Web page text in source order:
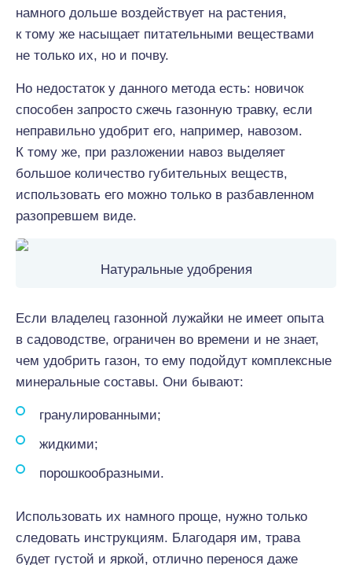
намного дольше воздействует на растения,
к тому же насыщает питательными веществами
не только их, но и почву.
Но недостаток у данного метода есть: новичок
способен запросто сжечь газонную травку, если
неправильно удобрит его, например, навозом.
К тому же, при разложении навоз выделяет
большое количество губительных веществ,
использовать его можно только в разбавленном
разопревшем виде.
Натуральные удобрения
Если владелец газонной лужайки не имеет опыта
в садоводстве, ограничен во времени и не знает,
чем удобрить газон, то ему подойдут комплексные
минеральные составы. Они бывают:
гранулированными;
жидкими;
порошкообразными.
Использовать их намного проще, нужно только
следовать инструкциям. Благодаря им, трава
будет густой и яркой, отлично перенося даже